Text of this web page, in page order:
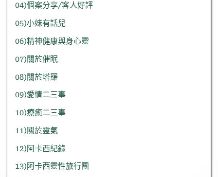
04)個案分享/客人好評
05)小妹有話兒
06)精神健康與身心靈
07)關於催眠
08)關於塔羅
09)愛情二三事
10)療癒二三事
11)關於靈氣
12)阿卡西紀錄
13)阿卡西靈性旅行團